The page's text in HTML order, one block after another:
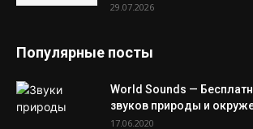
29.07.2026
Популярные посты
World Sounds —
звуков природы и
17.06.2020